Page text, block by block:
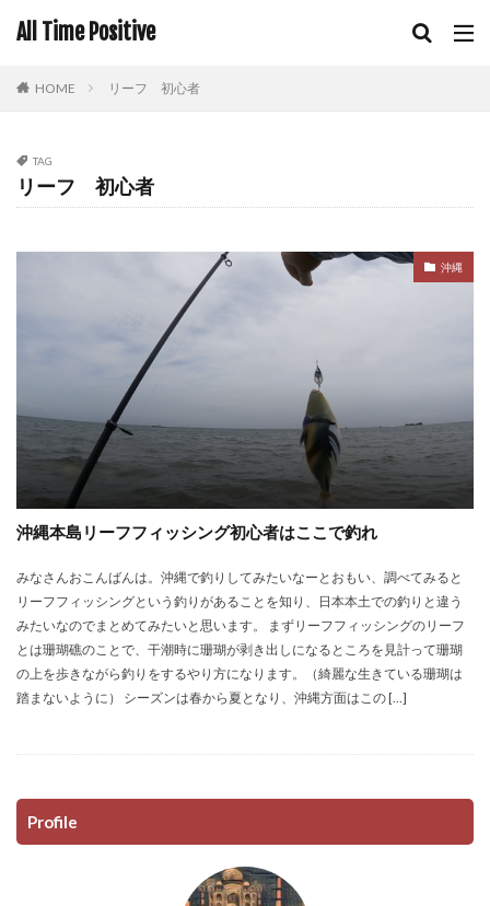
All Time Positive
HOME リーフ 初心者
TAG
リーフ 初心者
沖縄
沖縄本島リーフフィッシング初心者はここで釣れ
みなさんおこんばんは。沖縄で釣りしてみたいなーとおもい、調べてみると
リーフフィッシングという釣りがあることを知り、日本本土での釣りと違う
みたいなのでまとめてみたいと思います。 まずリーフフィッシングのリーフ
とは珊瑚礁のことで、干潮時に珊瑚が剥き出しになるところを見計って珊瑚
の上を歩きながら釣りをするやり方になります。（綺麗な生きている珊瑚は
踏まないように） シーズンは春から夏となり、沖縄方面はこの […]
Profile